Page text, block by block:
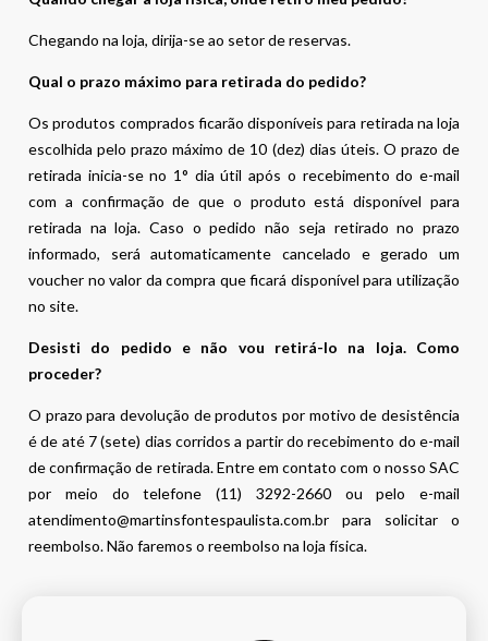
Chegando na loja, dirija-se ao setor de reservas.
Qual o prazo máximo para retirada do pedido?
Os produtos comprados ficarão disponíveis para retirada na loja
escolhida pelo prazo máximo de 10 (dez) dias úteis. O prazo de
retirada inicia-se no 1° dia útil após o recebimento do e-mail
com a confirmação de que o produto está disponível para
retirada na loja. Caso o pedido não seja retirado no prazo
informado, será automaticamente cancelado e gerado um
voucher no valor da compra que ficará disponível para utilização
no site.
Desisti do pedido e não vou retirá-lo na loja. Como
proceder?
O prazo para devolução de produtos por motivo de desistência
é de até 7 (sete) dias corridos a partir do recebimento do e-mail
de confirmação de retirada. Entre em contato com o nosso SAC
por meio do telefone (11) 3292-2660 ou pelo e-mail
atendimento@martinsfontespaulista.com.br para solicitar o
reembolso. Não faremos o reembolso na loja física.